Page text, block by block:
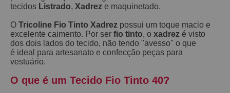
tecidos Listrado, Xadrez e maquinetado.
O Tricoline Fio Tinto Xadrez possui um toque macio e
excelente caimento. Por ser fio tinto, o xadrez é visto
dos dois lados do tecido, não tendo "avesso" o que
é ideal para artesanato e confecção peças para
vestuário.
O que é um Tecido Fio Tinto 40?